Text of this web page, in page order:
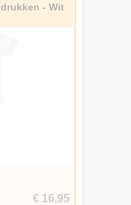
- Wit
€ 16,95